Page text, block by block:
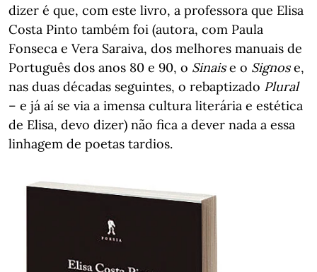
dizer é que, com este livro, a professora que Elisa
Costa Pinto também foi (autora, com Paula
Fonseca e Vera Saraiva, dos melhores manuais de
Português dos anos 80 e 90, o Sinaise o Signose,
nas duas décadas seguintes, o rebaptizado Plural
– e já aí se via a imensa cultura literária e estética
de Elisa, devo dizer) não fica a dever nada a essa
linhagem de poetas tardios.